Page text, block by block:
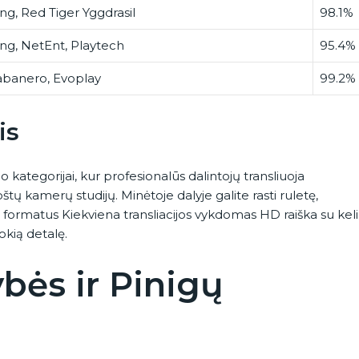
Red Tiger Yggdrasil 98.1%
NetEnt, Playtech 95.4%
Evoplay 99.2%
kategorijai, kur profesionalūs dalintojų transliuoja
kamerų studijų. Minėtoje dalyje galite rasti ruletę,
Kiekviena transliacijos vykdomas HD raiška su
detalę.
ir Pinigų